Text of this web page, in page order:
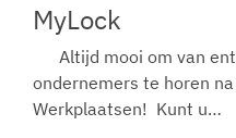
MyLock
Altijd mooi om van
ondernemers te horen
Werkplaatsen! Kunt u…